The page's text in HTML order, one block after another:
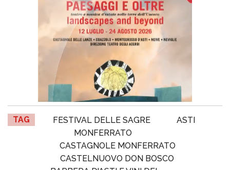
TAG FESTIVAL DELLE SAGRE
ASTI
MONFERRATO
CASTAGNOLE MONFERRATO
CASTELNUOVO DON BOSCO